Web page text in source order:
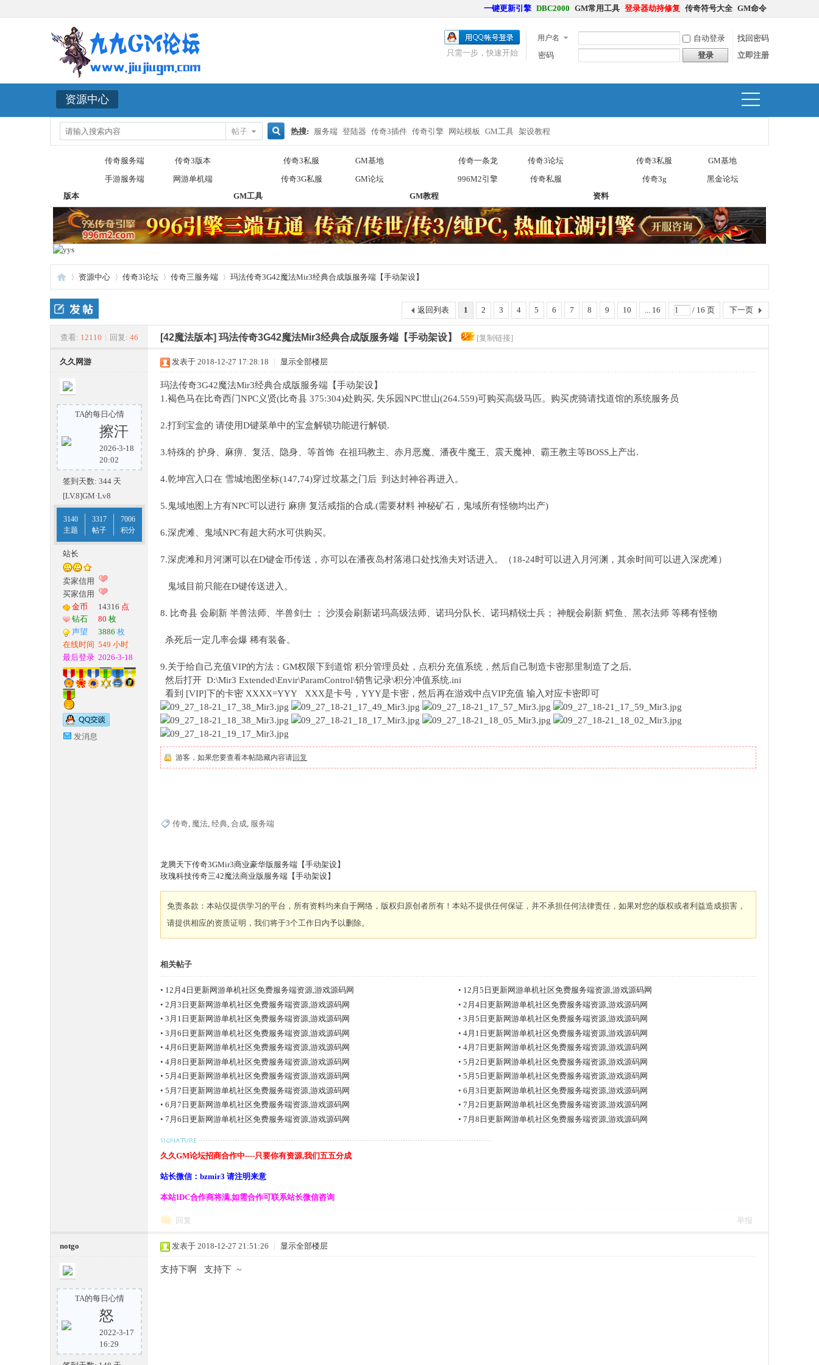
一键更新引擎 DBC2000 GM常用工具 登录器劫持修复 传奇符号大全 GM命令
用户名 自动登录
找回密码
密码
登录 立即注册
只需一步，快速开始
资源中心
帖子
热搜: 服务端 登陆器 传奇3插件 传奇引擎 网站模板 GM工具 架设教程
版本
传奇服务端
传奇3版本
手游服务端
网游单机端
GM工具
传奇3私服
GM基地
传奇3G私服
GM论坛
GM教程
传奇一条龙
传奇3论坛
996M2引擎
传奇私服
资料
传奇3私服
GM基地
传奇3g
黑金论坛
奇
M
一
资源中心 传奇3论坛 传奇三服务端 玛法传奇3G42魔法Mir3经典合成版服务端【手动架设】
1 2 3 4 5 6 7 8 9 10 ... 16 / 16 页 下一页
返回列表
查看: 12110 | 回复: 46 [42魔法版本] 玛法传奇3G42魔法Mir3经典合成版服务端【手动架设】 [复制链接]
久久网游
TA的每日心情
擦汗
2026-3-18
20:02
签到天数: 344 天
[LV.8]GM·Lv8
3140
主题
3317
帖子
7006
积分
站长
卖家信用
买家信用
金币
14316 点
钻石
80 枚
声望
3886 枚
在线时间 549 小时
最后登录 2026-3-18
发消息
发表于 2018-12-27 17:28:18 | 显示全部楼层
玛法传奇3G42魔法Mir3经典合成版服务端【手动架设】
1.褐色马在比奇西门NPC义贤(比奇县 375:304)处购买, 失乐园NPC世山(264.559)可购买高级马匹。购买虎骑请找道馆的系统服务员
2.打到宝盒的 请使用D键菜单中的宝盒解锁功能进行解锁.
3.特殊的 护身、麻痹、复活、隐身、等首饰 在祖玛教主、赤月恶魔、潘夜牛魔王、震天魔神、霸王教主等BOSS上产出.
4.乾坤宫入口在 雪城地图坐标(147,74)穿过坟墓之门后 到达封神谷再进入。
5.鬼域地图上方有NPC可以进行 麻痹 复活戒指的合成.(需要材料 神秘矿石，鬼域所有怪物均出产)
6.深虎滩、鬼域NPC有超大药水可供购买。
7.深虎滩和月河渊可以在D键金币传送，亦可以在潘夜岛村落港口处找渔夫对话进入。（18-24时可以进入月河渊，其余时间可以进入深虎滩）
鬼域目前只能在D键传送进入。
8. 比奇县 会刷新 半兽法师、半兽剑士 ； 沙漠会刷新诺玛高级法师、诺玛分队长、诺玛精锐士兵； 神舰会刷新 鳄鱼、黑衣法师 等稀有怪物
杀死后一定几率会爆 稀有装备。
9.关于给自己充值VIP的方法：GM权限下到道馆 积分管理员处，点积分充值系统，然后自己制造卡密那里制造了之后,
然后打开 D:\Mir3 Extended\Envir\ParamControl\销售记录\积分冲值系统.ini
看到 [VIP]下的卡密 XXXX=YYY XXX是卡号，YYY是卡密，然后再在游戏中点VIP充值 输入对应卡密即可
游客，如果您要查看本帖隐藏内容请回复
传奇, 魔法, 经典, 合成, 服务端
龙腾天下传奇3GMir3商业豪华版服务端【手动架设】
玫瑰科技传奇三42魔法商业版服务端【手动架设】
免责条款：本站仅提供学习的平台，所有资料均来自于网络，版权归原创者所有！本站不提供任何保证，并不承担任何法律责任，如果对您的版权或者利益造成损害，
请提供相应的资质证明，我们将于3个工作日内予以删除。
相关帖子
• 12月4日更新网游单机社区免费服务端资源,游戏源码网 • 12月5日更新网游单机社区免费服务端资源,游戏源码网
• 2月3日更新网游单机社区免费服务端资源,游戏源码网 • 2月4日更新网游单机社区免费服务端资源,游戏源码网
• 3月1日更新网游单机社区免费服务端资源,游戏源码网 • 3月5日更新网游单机社区免费服务端资源,游戏源码网
• 3月6日更新网游单机社区免费服务端资源,游戏源码网 • 4月1日更新网游单机社区免费服务端资源,游戏源码网
• 4月6日更新网游单机社区免费服务端资源,游戏源码网 • 4月7日更新网游单机社区免费服务端资源,游戏源码网
• 4月8日更新网游单机社区免费服务端资源,游戏源码网 • 5月2日更新网游单机社区免费服务端资源,游戏源码网
• 5月4日更新网游单机社区免费服务端资源,游戏源码网 • 5月5日更新网游单机社区免费服务端资源,游戏源码网
• 5月7日更新网游单机社区免费服务端资源,游戏源码网 • 6月3日更新网游单机社区免费服务端资源,游戏源码网
• 6月7日更新网游单机社区免费服务端资源,游戏源码网 • 7月2日更新网游单机社区免费服务端资源,游戏源码网
• 7月6日更新网游单机社区免费服务端资源,游戏源码网 • 7月8日更新网游单机社区免费服务端资源,游戏源码网
久久GM论坛招商合作中----只要你有资源,我们五五分成
站长微信：bzmir3 请注明来意
本站IDC合作商将满,如需合作可联系站长微信咨询
回复 举报
notgo
TA的每日心情
怒
2022-3-17
16:29
发表于 2018-12-27 21:51:26 | 显示全部楼层
支持下啊 支持下 ~